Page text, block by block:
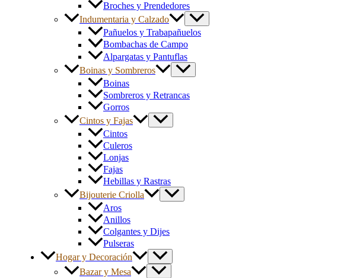
Broches y Prendedores
Indumentaria y Calzado
Pañuelos y Trabapañuelos
Bombachas de Campo
Alpargatas y Pantuflas
Boinas y Sombreros
Boinas
Sombreros y Retrancas
Gorros
Cintos y Fajas
Cintos
Culeros
Lonjas
Fajas
Hebillas y Rastras
Bijouterie Criolla
Aros
Anillos
Colgantes y Dijes
Pulseras
Hogar y Decoración
Bazar y Mesa